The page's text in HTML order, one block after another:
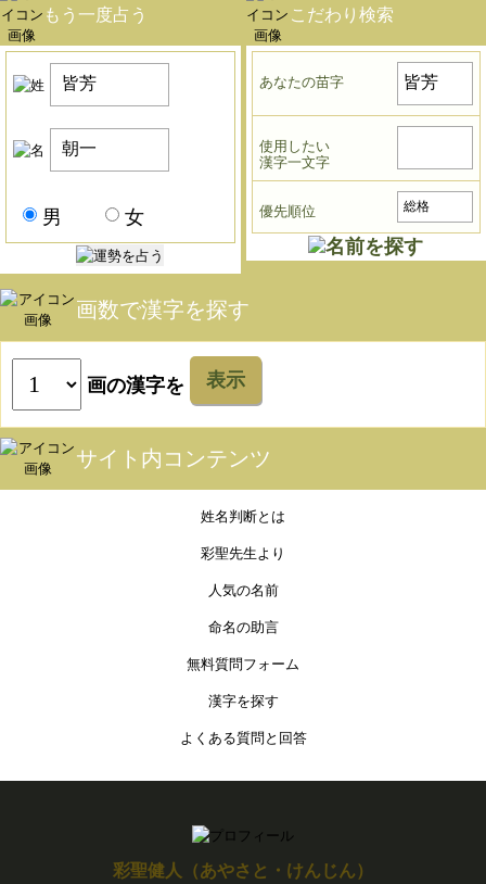
もう一度占う
男 女
こだわり検索
あなたの苗字
使用したい
漢字一文字
優先順位
画数で漢字を探す
画の漢字を 表示
サイト内コンテンツ
姓名判断とは
彩聖先生より
人気の名前
命名の助言
無料質問フォーム
漢字を探す
よくある質問と回答
彩聖健人（あやさと・けんじん）